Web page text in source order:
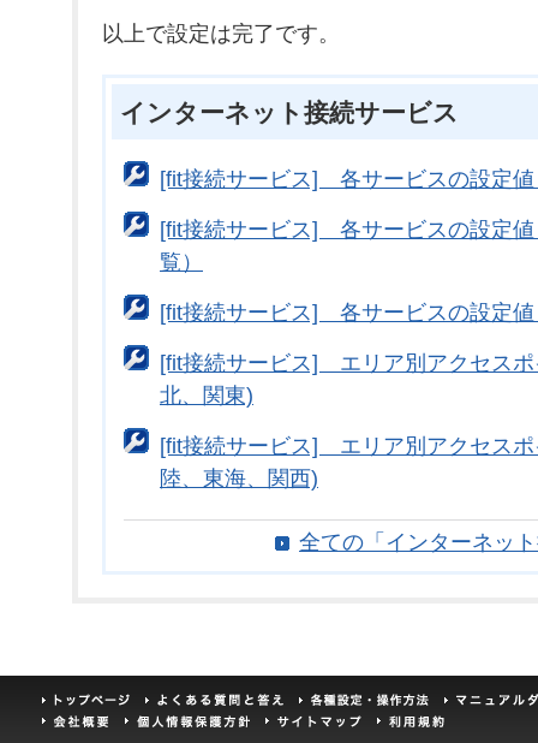
以上で設定は完了です。
インターネット接続サービス
[fit接続サービス] 各サービスの設定値
[fit接続サービス] 各サービスの設定
覧）
[fit接続サービス] 各サービスの設定
[fit接続サービス] エリア別アクセスポ
北、関東)
[fit接続サービス] エリア別アクセスポ
陸、東海、関西)
全ての「インターネッ